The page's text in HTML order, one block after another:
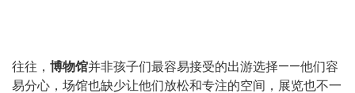
往往， 博物馆并非孩子们最容易接受的出游选择——他们容
易分心，场馆也缺少让他们放松和专注的空间，展览也不一